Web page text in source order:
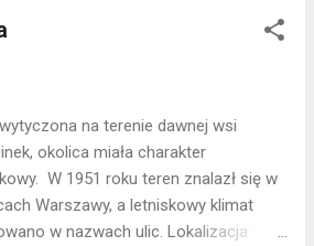
na terenie dawnej wsi
okolica miała charakter
W 1951 roku teren znalazł się w
Warszawy, a letniskowy klimat
w nazwach ulic. Lokalizacja: